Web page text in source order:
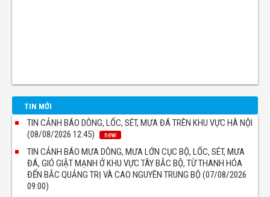
TIN MỚI
TIN CẢNH BÁO DÔNG, LỐC, SÉT, MƯA ĐÁ TRÊN KHU VỰC HÀ NỘI
(08/08/2026 12:45)
new
TIN CẢNH BÁO MƯA DÔNG, MƯA LỚN CỤC BỘ, LỐC, SÉT, MƯA
ĐÁ, GIÓ GIẬT MẠNH Ở KHU VỰC TÂY BẮC BỘ, TỪ THANH HÓA
ĐẾN BẮC QUẢNG TRỊ VÀ CAO NGUYÊN TRUNG BỘ (07/08/2026
09:00)